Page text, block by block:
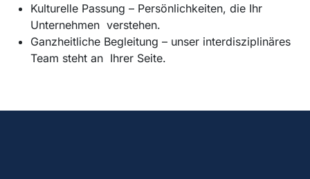
Kulturelle Passung – Persönlichkeiten, die Ihr
Unternehmen verstehen.
Ganzheitliche Begleitung – unser interdisziplinäres
Team steht an Ihrer Seite.